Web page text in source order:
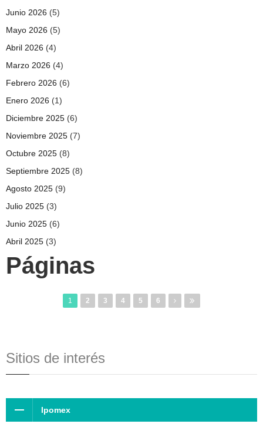
Junio 2026 (5)
Mayo 2026 (5)
Abril 2026 (4)
Marzo 2026 (4)
Febrero 2026 (6)
Enero 2026 (1)
Diciembre 2025 (6)
Noviembre 2025 (7)
Octubre 2025 (8)
Septiembre 2025 (8)
Agosto 2025 (9)
Julio 2025 (3)
Junio 2025 (6)
Abril 2025 (3)
Páginas
1 2 3 4 5 6
Sitios de interés
Ipomex